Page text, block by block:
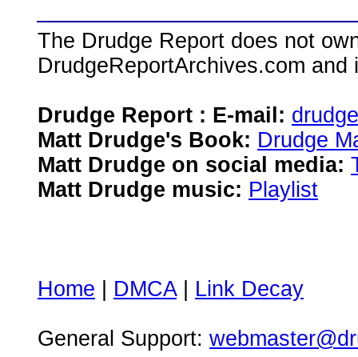
The Drudge Report does not
DrudgeReportArchives.com
Drudge Report : E-mail:
Matt Drudge's Book: Drudge
Matt Drudge on social media:
Matt Drudge music: Playlist
Home DMCA| Link Decay
General Support: